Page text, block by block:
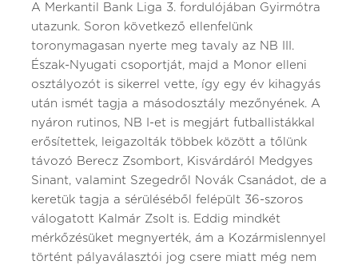
A Merkantil Bank Liga 3. fordulójában Gyirmótra
utazunk. Soron következő ellenfelünk
toronymagasan nyerte meg tavaly az NB III.
Észak-Nyugati csoportját, majd a Monor elleni
osztályozót is sikerrel vette, így egy év kihagyás
után ismét tagja a másodosztály mezőnyének. A
nyáron rutinos, NB I-et is megjárt futballistákkal
erősítettek, leigazolták többek között a tőlünk
távozó Berecz Zsombort, Kisvárdáról Medgyes
Sinant, valamint Szegedről Novák Csanádot, de a
keretük tagja a sérüléséből felépült 36-szoros
válogatott Kalmár Zsolt is. Eddig mindkét
mérkőzésüket megnyerték, ám a Kozármislennyel
történt pályaválasztói jog csere miatt még nem